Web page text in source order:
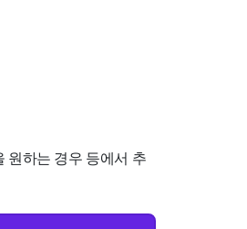
원하는 경우 등에서 추